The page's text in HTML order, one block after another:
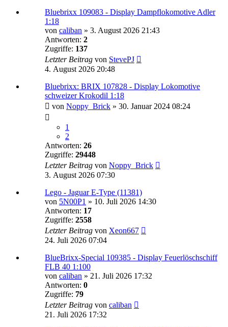
Bluebrixx 109083 - Display Dampflokomotive Adler
1:18
von caliban » 3. August 2026 21:43
Antworten: 2
Zugriffe: 137
Letzter Beitrag von StevePJ
4. August 2026 20:48
Bluebrixx: BRIX 107828 - Display Lokomotive
schweizer Krokodil 1:18
von Noppy_Brick » 30. Januar 2024 08:24
1
2
Antworten: 26
Zugriffe: 29448
Letzter Beitrag von Noppy_Brick
3. August 2026 07:30
Lego - Jaguar E-Type (11381)
von 5N00P1 » 10. Juli 2026 14:30
Antworten: 17
Zugriffe: 2558
Letzter Beitrag von Xeon667
24. Juli 2026 07:04
BlueBrixx-Special 109385 - Display Feuerlöschschiff
FLB 40 1:100
von caliban » 21. Juli 2026 17:32
Antworten: 0
Zugriffe: 79
Letzter Beitrag von caliban
21. Juli 2026 17:32